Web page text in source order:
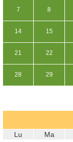
7 8
14 15
21 22
28 29
Lu Ma